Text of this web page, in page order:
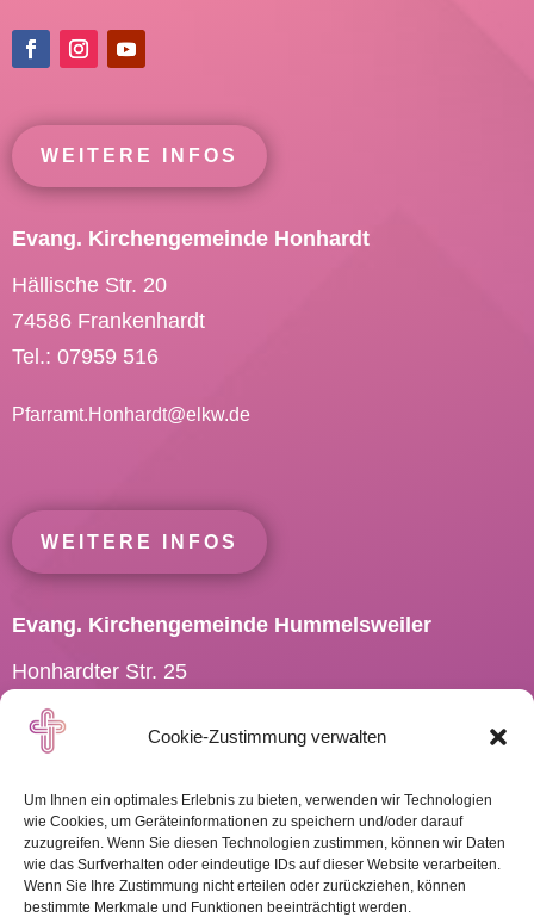
Cookie-Zustimmung verwalten
Um Ihnen ein optimales Erlebnis zu bieten, verwenden wir Technologien
wie Cookies, um Geräteinformationen zu speichern und/oder darauf
zuzugreifen. Wenn Sie diesen Technologien zustimmen, können wir Daten
wie das Surfverhalten oder eindeutige IDs auf dieser Website verarbeiten.
Wenn Sie Ihre Zustimmung nicht erteilen oder zurückziehen, können
bestimmte Merkmale und Funktionen beeinträchtigt werden.
WEITERE INFOS
Evang. Kirchengemeinde Honhardt
Hällische Str. 20
74586 Frankenhardt
Tel.: 07959 516
Pfarramt.Honhardt@elkw.de
WEITERE INFOS
Evang. Kirchengemeinde Hummelsweiler
Honhardter Str. 25
73494 Rosenberg
Tel.: 07967 701910
Pfarramt.Hummelsweiler@elkw.de
WEITERE INFOS